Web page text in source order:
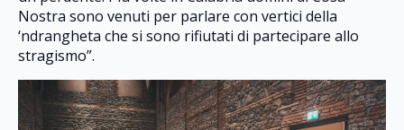
Nostra sono venuti per parlare con vertici della
‘ndrangheta che si sono rifiutati di partecipare allo
stragismo”.